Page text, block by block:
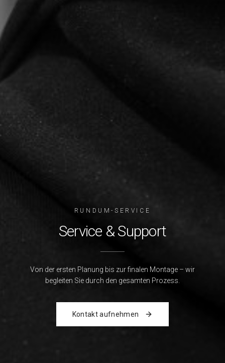
RUNDUM-SERVICE
Service & Support
Von der ersten Planung bis zur finalen Montage – wir
begleiten Sie durch den gesamten Prozess.
Kontakt aufnehmen